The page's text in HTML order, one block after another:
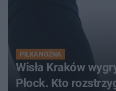
PIŁKA NOŻNA
Wisła Kraków
Płock. Kto